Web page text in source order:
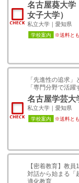
名古屋葵大学
女子大学）
私立大学｜愛知県
学校案内 ※送料と
「先進性の追求
「専門分野で活躍
名古屋学芸大
私立大学｜愛知県
学校案内 ※送料と
【密着教育】教員
対話から始まる「
適化教育